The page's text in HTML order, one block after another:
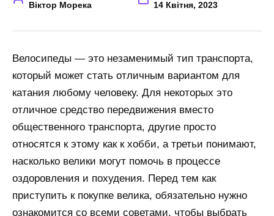
Віктор Морека 14 Квітня, 2023
Велосипеды — это незаменимый тип транспорта,
который может стать отличным вариантом для
катания любому человеку. Для некоторых это
отличное средство передвижения вместо
общественного транспорта, другие просто
относятся к этому как к хобби, а третьи понимают,
насколько велики могут помочь в процессе
оздоровления и похудения. Перед тем как
приступить к покупке велика, обязательно нужно
ознакомится со всеми советами, чтобы выбрать